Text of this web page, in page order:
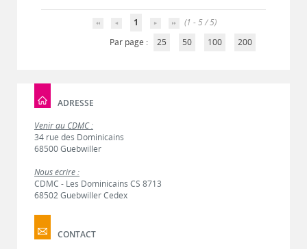
1
(1 - 5 / 5)
Par page :
25 50 100 200
ADRESSE
Venir au CDMC :
34 rue des Dominicains
68500 Guebwiller
Nous écrire :
CDMC - Les Dominicains CS 8713
68502 Guebwiller Cedex
CONTACT